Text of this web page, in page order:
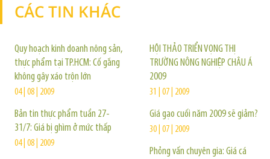
CÁC TIN KHÁC
Quy hoạch kinh doanh nông sản,
thực phẩm tại TP.HCM: Cố gắng
không gây xáo trộn lớn
04 | 08 | 2009
Bản tin thực phẩm tuần 27-
31/7: Giá bị ghìm ở mức thấp
04 | 08 | 2009
HỘI THẢO TRIỂN VỌNG THỊ
TRƯỜNG NÔNG NGHIỆP CHÂU Á
2009
31 | 07 | 2009
Giá gạo cuối năm 2009 sẽ giảm?
30 | 07 | 2009
Phỏng vấn chuyên gia: Giá cá